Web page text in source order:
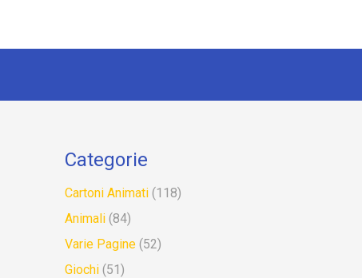
Categorie
Cartoni Animati (118)
Animali (84)
Varie Pagine (52)
Giochi (51)